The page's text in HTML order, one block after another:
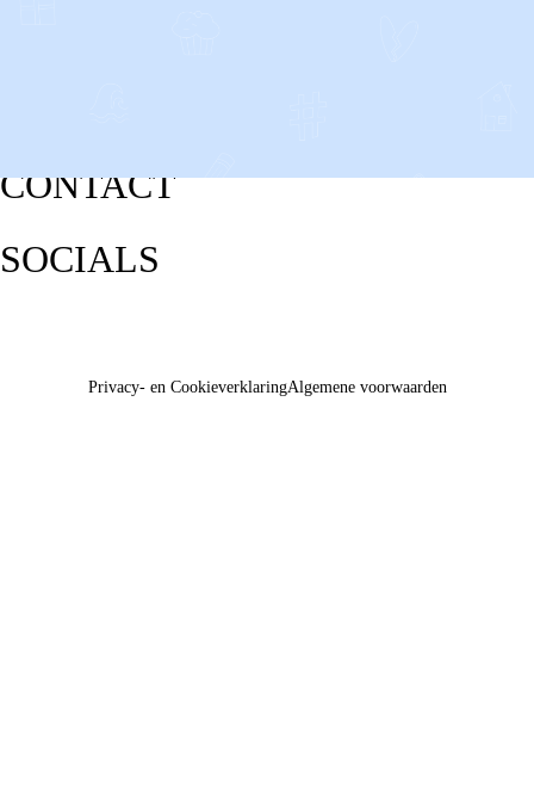
CONTACT
SOCIALS
Privacy- en CookieverklaringAlgemene voorwaarden